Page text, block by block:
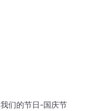
我们的节日-国庆节